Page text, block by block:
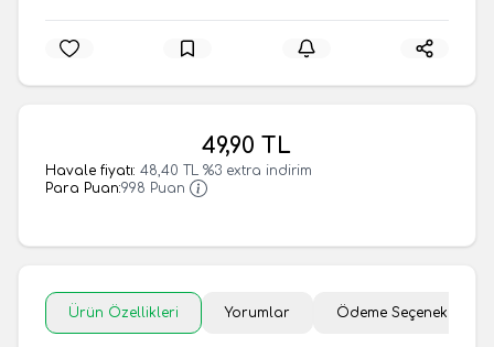
49,90 TL
Havale fiyatı: 48,40 TL %3 extra indirim
Para Puan:998 Puan
Ürün Özellikleri Yorumlar Ödeme Seçenekleri